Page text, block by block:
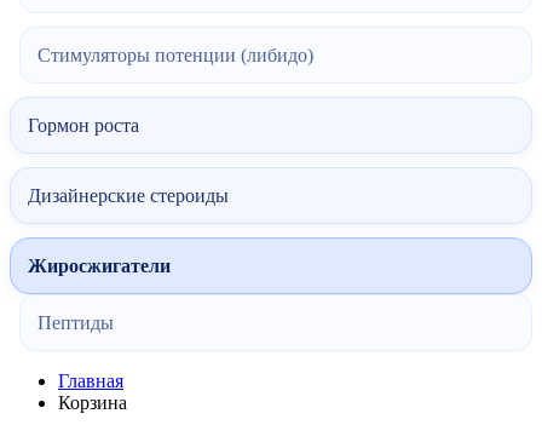
Стимуляторы потенции (либидо)
Гормон роста
Дизайнерские стероиды
Жиросжигатели
Пептиды
Главная
Корзина